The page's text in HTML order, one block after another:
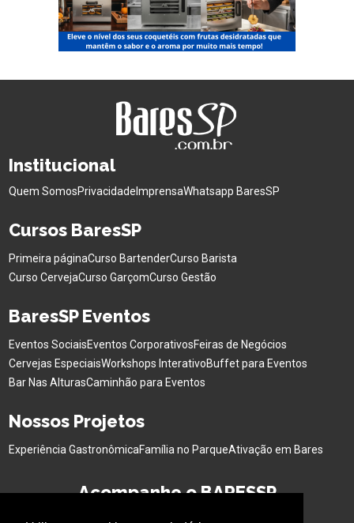
Institucional
Quem SomosPrivacidade ImprensaWhatsapp BaresSP
Cursos BaresSP
Primeira páginaCurso BartenderCurso Barista
Curso CervejaCurso GarçomCurso Gestão
BaresSP Eventos
Eventos SociaisEventos CorporativosFeiras de Negócios
Cervejas EspeciaisWorkshops InterativoBuffet para Eventos
Bar Nas AlturasCaminhão para Eventos
Nossos Projetos
Experiência GastronômicaFamília no ParqueAtivação em Bares
Acompanhe o BARESSP